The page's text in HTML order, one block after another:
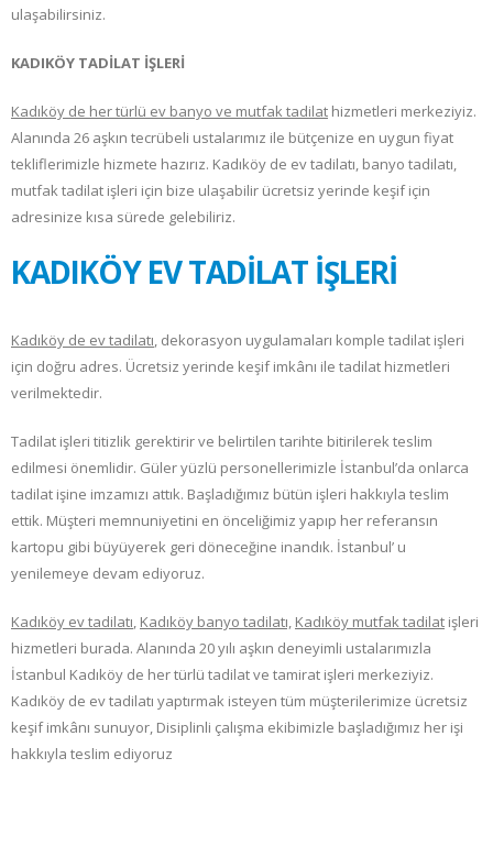
ulaşabilirsiniz.
KADIKÖY TADİLAT İŞLERİ
Kadıköy de her türlü ev banyo ve mutfak tadilat hizmetleri merkeziyiz.
Alanında 26 aşkın tecrübeli ustalarımız ile bütçenize en uygun fiyat
tekliflerimizle hizmete hazırız. Kadıköy de ev tadilatı, banyo tadilatı,
mutfak tadilat işleri için bize ulaşabilir ücretsiz yerinde keşif için
adresinize kısa sürede gelebiliriz.
KADIKÖY EV TADİLAT İŞLERİ
Kadıköy de ev tadilatı, dekorasyon uygulamaları komple tadilat işleri
için doğru adres. Ücretsiz yerinde keşif imkânı ile tadilat hizmetleri
verilmektedir.
Tadilat işleri titizlik gerektirir ve belirtilen tarihte bitirilerek teslim
edilmesi önemlidir. Güler yüzlü personellerimizle İstanbul’da onlarca
tadilat işine imzamızı attık. Başladığımız bütün işleri hakkıyla teslim
ettik. Müşteri memnuniyetini en önceliğimiz yapıp her referansın
kartopu gibi büyüyerek geri döneceğine inandık. İstanbul’ u
yenilemeye devam ediyoruz.
Kadıköy ev tadilatı, Kadıköy banyo tadilatı, Kadıköy mutfak tadilat işleri
hizmetleri burada. Alanında 20 yılı aşkın deneyimli ustalarımızla
İstanbul Kadıköy de her türlü tadilat ve tamirat işleri merkeziyiz.
Kadıköy de ev tadilatı yaptırmak isteyen tüm müşterilerimize ücretsiz
keşif imkânı sunuyor, Disiplinli çalışma ekibimizle başladığımız her işi
hakkıyla teslim ediyoruz